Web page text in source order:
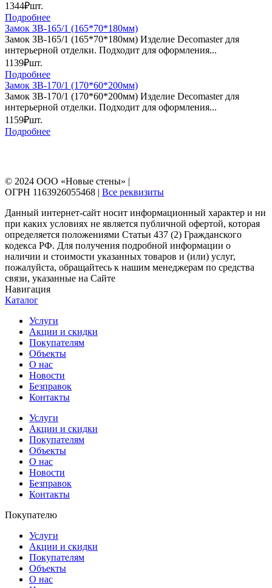
1344₽шт.
Подробнее
Замок ЗВ-165/1 (165*70*180мм)
Замок ЗВ-165/1 (165*70*180мм) Изделие Decomaster для
интерьерной отделки. Подходит для оформления...
1139₽шт.
Подробнее
Замок ЗВ-170/1 (170*60*200мм)
Замок ЗВ-170/1 (170*60*200мм) Изделие Decomaster для
интерьерной отделки. Подходит для оформления...
1159₽шт.
Подробнее
© 2024 ООО «Новые стены» |
ОГРН 1163926055468 | Все реквизиты
Данный интернет-сайт носит информационный характер и ни
при каких условиях не является публичной офертой, которая
определяется положениями Статьи 437 (2) Гражданского
кодекса РФ. Для получения подробной информации о
наличии и стоимости указанных товаров и (или) услуг,
пожалуйста, обращайтесь к нашим менеджерам по средства
связи, указанные на Сайте
Навигация
Каталог
Услуги
Акции и скидки
Покупателям
Объекты
О нас
Новости
Безправок
Контакты
Услуги
Акции и скидки
Покупателям
Объекты
О нас
Новости
Безправок
Контакты
Покупателю
Услуги
Акции и скидки
Покупателям
Объекты
О нас